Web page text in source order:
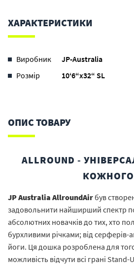
ХАРАКТЕРИСТИКИ
Виробник
JP-Australia
Розмір
10‘6“x32“ SL
ОПИС ТОВАРУ
ALLROUND -
JP Australia AllroundAirбув
задовольнити найширший спектр
абсолютних новачків до тих, хто
бурхливими річками; від серферів-
йоги. Ця дошка розроблена для
можливість відчути всі грані